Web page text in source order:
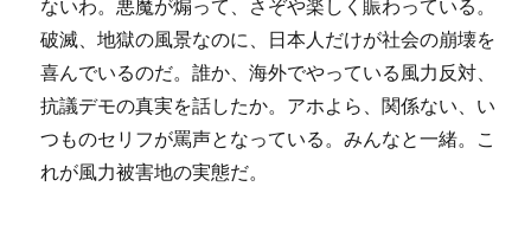
ないわ。悪魔が煽って、さぞや楽しく賑わっている。
破滅、地獄の風景なのに、日本人だけが社会の崩壊を
喜んでいるのだ。誰か、海外でやっている風力反対、
抗議デモの真実を話したか。アホよら、関係ない、い
つものセリフが罵声となっている。みんなと一緒。こ
れが風力被害地の実態だ。